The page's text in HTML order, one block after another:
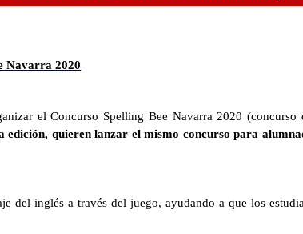
Navarra 2020
el Concurso Spelling Bee Navarra 2020 (concurso
edición, quieren lanzar el mismo concurso para
del inglés a través del juego, ayudando a que los